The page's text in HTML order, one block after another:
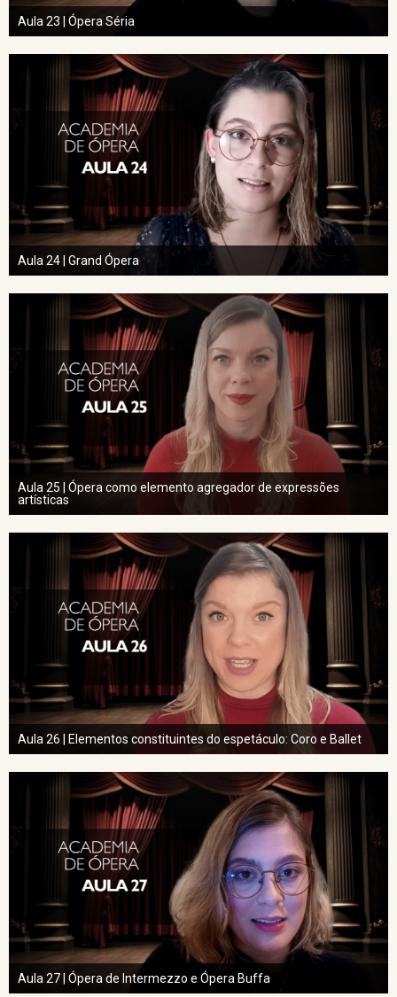
Aula 23 | Ópera Séria
Aula 24 | Grand Ópera
Aula 25 | Ópera como elemento agregador de expressões
artísticas
Aula 26 | Elementos constituintes do espetáculo: Coro e Ballet
Aula 27 | Ópera de Intermezzo e Ópera Buffa